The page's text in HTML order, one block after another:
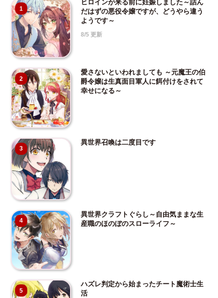
1
ヒロインが来る前に妊娠しました～詰ん
だはずの悪役令嬢ですが、どうやら違う
ようです～
8/5 更新
2
愛さないといわれましても ～元魔王の伯
爵令嬢は生真面目軍人に餌付けをされて
幸せになる～
3
異世界召喚は二度目です
4
異世界クラフトぐらし～自由気ままな生
産職のほのぼのスローライフ～
5
ハズレ判定から始まったチート魔術士生
活